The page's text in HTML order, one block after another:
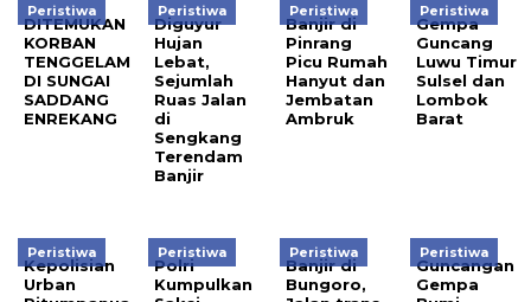
Peristiwa
DITEMUKAN
KORBAN
TENGGELAM
DI SUNGAI
SADDANG
ENREKANG
Peristiwa
Diguyur
Hujan
Lebat,
Sejumlah
Ruas Jalan
di
Sengkang
Terendam
Banjir
Peristiwa
Banjir di
Pinrang
Picu Rumah
Hanyut dan
Jembatan
Ambruk
Peristiwa
Gempa
Guncang
Luwu Timur
Sulsel dan
Lombok
Barat
Peristiwa
Kepolisian
Urban
Peristiwa
Polri
Kumpulkan
Peristiwa
Banjir di
Bungoro,
Peristiwa
Guncangan
Gempa